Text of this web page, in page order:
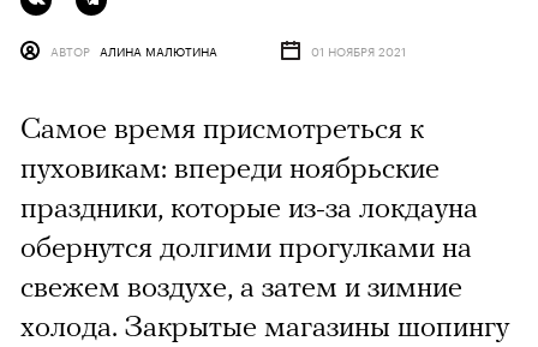
АВТОР АЛИНА МАЛЮТИНА 01 НОЯБРЯ 2021
Самое время присмотреться к
пуховикам: впереди ноябрьские
праздники, которые из-за локдауна
обернутся долгими прогулками на
свежем воздухе, а затем и зимние
холода. Закрытые магазины шопингу